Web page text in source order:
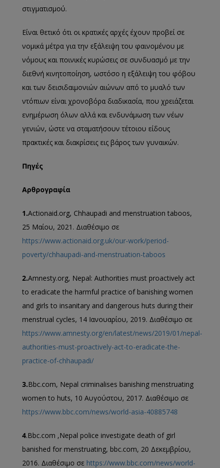
στιγματισμού.
Είναι θετικό ότι οι κρατικές αρχές έχουν προβεί σε
νομικά μέτρα για την εξάλειψη του φαινομένου με
νόμους και ποινικές κυρώσεις σε συνδυασμό με την
διεθνή κινητοποίηση, ωστόσο η εξάλειψη του φόβου
και των δεισιδαιμονιών αιώνων από το μυαλό των
ντόπιων είναι χρονοβόρα διαδικασία, που χρειάζεται
ενημέρωση όλων αλλά και ενδυνάμωση των νέων
γενιών, ώστε να σταματήσουν τέτοιου είδους
πρακτικές και διακρίσεις εις βάρος των γυναικών.
Πηγές
Αρθρογραφία
1.Actionaid.org, Chhaupadi and menstruation taboos,
25 Μαίου, 2021. Διαθέσιμο σε
https://www.actionaid.org.uk/our-work/period-
poverty/chhaupadi-and-menstruation-taboos
2.Amnesty.org, Nepal: Authorities must proactively act
to eradicate the harmful practice of banishing women
and girls to insanitary and dangerous huts during their
menstrual cycles, 14 Ιανουαρίου, 2019. Διαθέσιμο σε
https://www.amnesty.org/en/latest/news/2019/01/nepal-
authorities-must-proactively-act-to-eradicate-the-
practice-of-chhaupadi/
3.Bbc.com, Nepal criminalises banishing menstruating
women to huts, 10 Αυγούστου, 2017. Διαθέσιμο σε
https://www.bbc.com/news/world-asia-40885748
4.Bbc.com ,Nepal police investigate death of girl
banished for menstruating, bbc.com, 20 Δεκεμβρίου,
2016. Διαθέσιμο σε https://www.bbc.com/news/world-